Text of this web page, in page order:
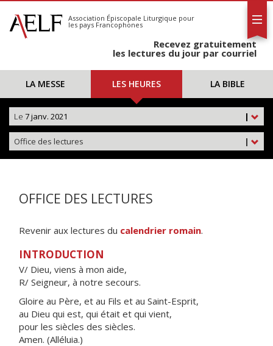
S'abonner
Calendrier
Association Épiscopale Liturgique pour
les pays Francophones
Recevez gratuitement
les lectures du jour par courriel
LA MESSE LES HEURES LA BIBLE
|
Le 7 janv. 2021
|
Office des lectures
OFFICE DES LECTURES
Revenir aux lectures du calendrier romain.
INTRODUCTION
V/ Dieu, viens à mon aide,
R/ Seigneur, à notre secours.
Gloire au Père, et au Fils et au Saint-Esprit,
au Dieu qui est, qui était et qui vient,
pour les siècles des siècles.
Amen. (Alléluia.)